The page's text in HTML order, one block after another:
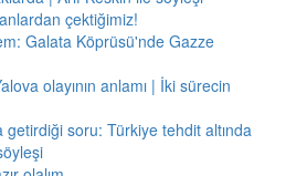
çektiğimiz!
Galata Köprüsü'nde Gazze
olayının anlamı | İki sürecin
getirdiği soru: Türkiye tehdit altında